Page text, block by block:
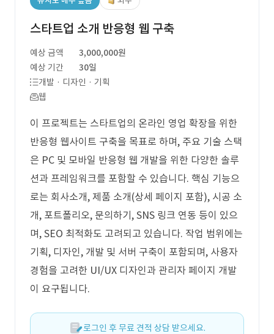
스타트업 소개 반응형 웹 구축
예상 금액
3,000,000원
예상 기간
30일
개발 · 디자인 · 기획
웹
이 프로젝트는 스타트업의 온라인 영업 확장을 위한
반응형 웹사이트 구축을 목표로 하며, 주요 기술 스택
은 PC 및 모바일 반응형 웹 개발을 위한 다양한 솔루
션과 프레임워크를 포함할 수 있습니다. 핵심 기능으
로는 회사소개, 제품 소개(상세 페이지 포함), 시공 소
개, 포트폴리오, 문의하기, SNS 링크 연동 등이 있으
며, SEO 최적화도 고려되고 있습니다. 작업 범위에는
기획, 디자인, 개발 및 서버 구축이 포함되며, 사용자
경험을 고려한 UI/UX 디자인과 관리자 페이지 개발
이 요구됩니다.
로그인 후 무료 견적 상담 받으세요.